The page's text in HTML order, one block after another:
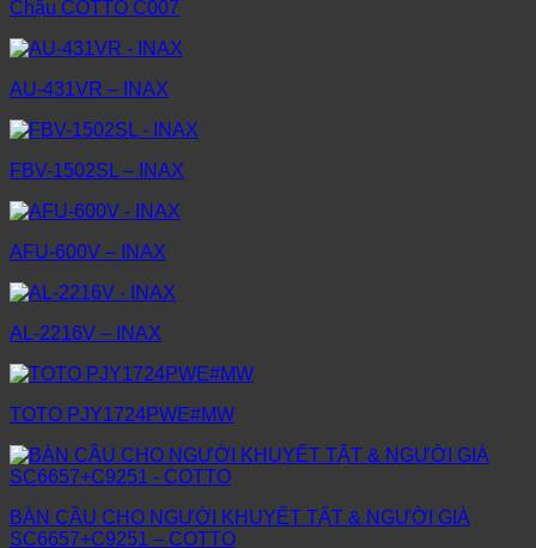
Chậu COTTO C007
AU-431VR – INAX
FBV-1502SL – INAX
AFU-600V – INAX
AL-2216V – INAX
TOTO PJY1724PWE#MW
BÀN CẦU CHO NGƯỜI KHUYẾT TẬT & NGƯỜI GIÀ
SC6657+C9251 – COTTO